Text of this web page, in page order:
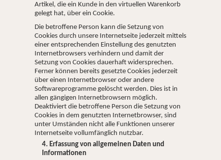
Artikel, die ein Kunde in den virtuellen Warenkorb
gelegt hat, über ein Cookie.
Die betroffene Person kann die Setzung von
Cookies durch unsere Internetseite jederzeit mittels
einer entsprechenden Einstellung des genutzten
Internetbrowsers verhindern und damit der
Setzung von Cookies dauerhaft widersprechen.
Ferner können bereits gesetzte Cookies jederzeit
über einen Internetbrowser oder andere
Softwareprogramme gelöscht werden. Dies ist in
allen gängigen Internetbrowsern möglich.
Deaktiviert die betroffene Person die Setzung von
Cookies in dem genutzten Internetbrowser, sind
unter Umständen nicht alle Funktionen unserer
Internetseite vollumfänglich nutzbar.
4. Erfassung von allgemeinen Daten und
Informationen